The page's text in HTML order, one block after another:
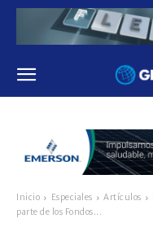
Inicio Especiales Artículos
parte de los Fondos...